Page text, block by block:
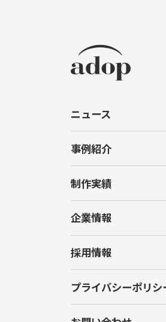
ニュース
事例紹介
制作実績
企業情報
採用情報
プライバシーポリシ